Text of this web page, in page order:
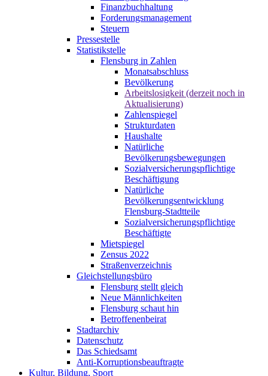
Finanzbuchhaltung
Forderungsmanagement
Steuern
Pressestelle
Statistikstelle
Flensburg in Zahlen
Monatsabschluss
Bevölkerung
Arbeitslosigkeit (derzeit noch in
Aktualisierung)
Zahlenspiegel
Strukturdaten
Haushalte
Natürliche
Bevölkerungsbewegungen
Sozialversicherungspflichtige
Beschäftigung
Natürliche
Bevölkerungsentwicklung
Flensburg-Stadtteile
Sozialversicherungspflichtige
Beschäftigte
Mietspiegel
Zensus 2022
Straßenverzeichnis
Gleichstellungsbüro
Flensburg stellt gleich
Neue Männlichkeiten
Flensburg schaut hin
Betroffenenbeirat
Stadtarchiv
Datenschutz
Das Schiedsamt
Anti-Korruptionsbeauftragte
Kultur, Bildung, Sport